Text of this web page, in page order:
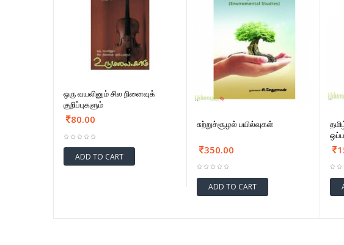
ஒரு வயலினும் சில நினைவுக்
குறிப்புகளும்
80.00
ADD TO CART
சுற்றுச்சூழல் பயில்வுகள்
350.00
ADD TO CART